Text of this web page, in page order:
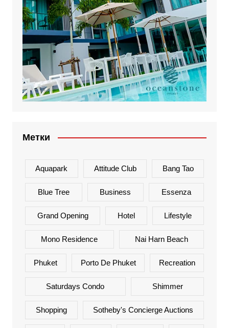
Метки
Aquapark Attitude Club Bang Tao
Blue Tree Business Essenza
Grand Opening Hotel Lifestyle
Mono Residence Nai Harn Beach
Phuket Porto De Phuket Recreation
Saturdays Condo Shimmer
Shopping Sotheby's Concierge Auctions